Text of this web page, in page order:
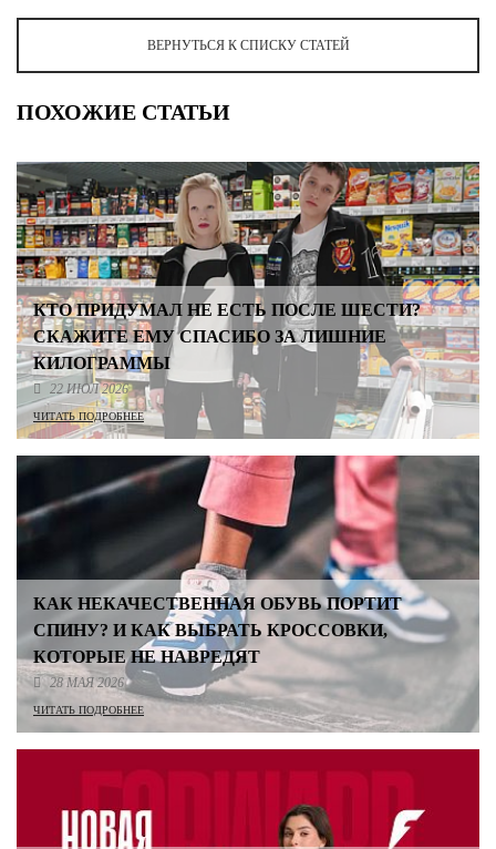
ВЕРНУТЬСЯ К СПИСКУ СТАТЕЙ
ПОХОЖИЕ СТАТЬИ
КТО ПРИДУМАЛ НЕ ЕСТЬ ПОСЛЕ ШЕСТИ?
СКАЖИТЕ ЕМУ СПАСИБО ЗА ЛИШНИЕ
КИЛОГРАММЫ
22 ИЮЛ 2026
ЧИТАТЬ ПОДРОБНЕЕ
КАК НЕКАЧЕСТВЕННАЯ ОБУВЬ ПОРТИТ
СПИНУ? И КАК ВЫБРАТЬ КРОССОВКИ,
КОТОРЫЕ НЕ НАВРЕДЯТ
28 МАЯ 2026
ЧИТАТЬ ПОДРОБНЕЕ